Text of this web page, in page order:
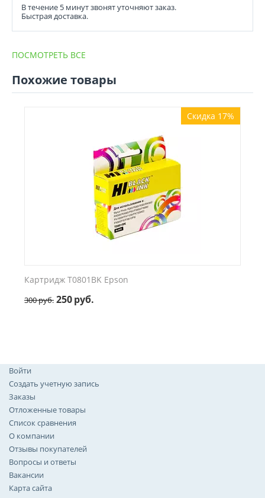
В течение 5 минут звонят уточняют заказ.
Быстрая доставка.
ПОСМОТРЕТЬ ВСЕ
Похожие товары
Скидка 17%
Картридж T0801BK Epson
300руб. 250руб.
Войти
Создать учетную запись
Заказы
Отложенные товары
Список сравнения
О компании
Отзывы покупателей
Вопросы и ответы
Вакансии
Карта сайта